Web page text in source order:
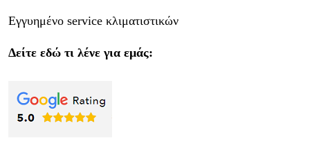
Εγγυημένο service κλιματιστικών
Δείτε εδώ τι λένε για εμάς: